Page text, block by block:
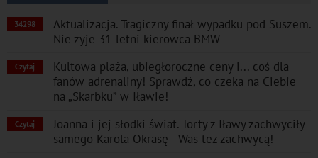
34298
Aktualizacja. Tragiczny finał wypadku pod Suszem.
Nie żyje 31-letni kierowca BMW
Czytaj
Kultowa plaża, ubiegłoroczne ceny i... coś dla
fanów adrenaliny! Sprawdź, co czeka na Ciebie
na „Skarbku” w Iławie!
Czytaj
Joanna i jej słodki świat. Torty z Iławy zachwyciły
samego Karola Okrasę - Was też zachwycą!